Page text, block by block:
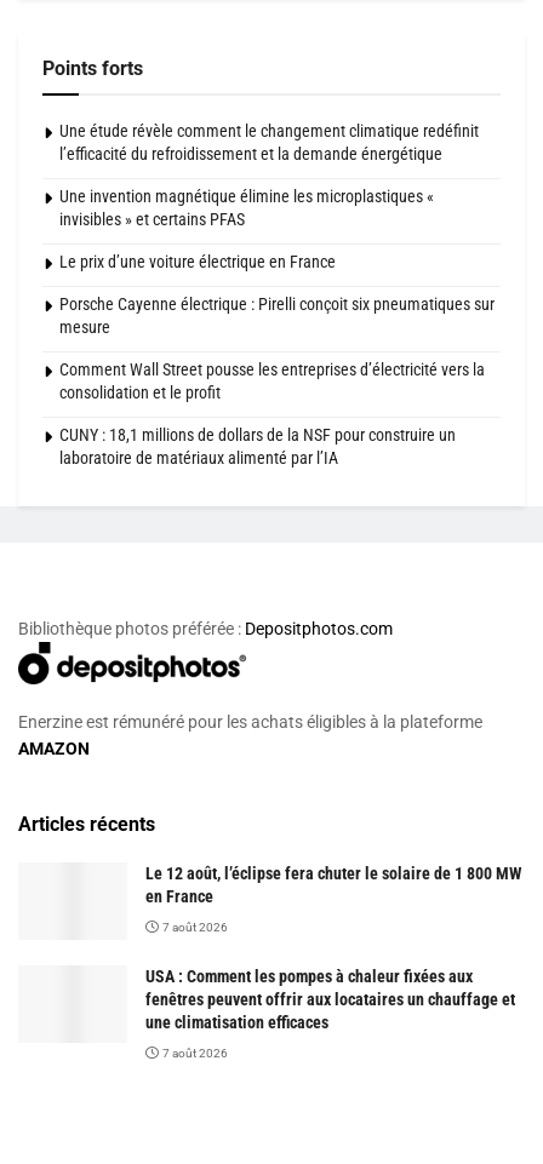
Points forts
Une étude révèle comment le changement climatique redéfinit
l’efficacité du refroidissement et la demande énergétique
Une invention magnétique élimine les microplastiques «
invisibles » et certains PFAS
Le prix d’une voiture électrique en France
Porsche Cayenne électrique : Pirelli conçoit six pneumatiques sur
mesure
Comment Wall Street pousse les entreprises d’électricité vers la
consolidation et le profit
CUNY : 18,1 millions de dollars de la NSF pour construire un
laboratoire de matériaux alimenté par l’IA
Bibliothèque photos préférée : Depositphotos.com
Enerzine est rémunéré pour les achats éligibles à la plateforme
AMAZON
Articles récents
Le 12 août, l’éclipse fera chuter le solaire de 1 800 MW
en France
7 août 2026
USA : Comment les pompes à chaleur fixées aux
fenêtres peuvent offrir aux locataires un chauffage et
une climatisation efficaces
7 août 2026